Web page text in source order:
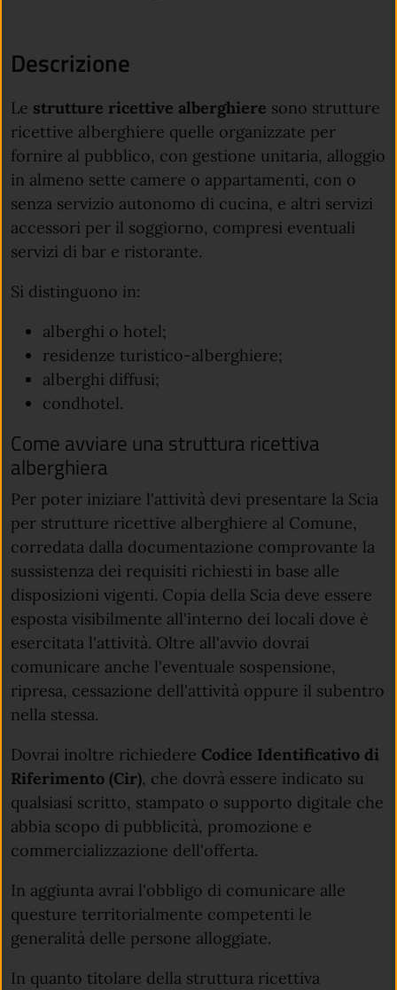
Descrizione
Le strutture ricettive alberghiere sono strutture
ricettive alberghiere quelle organizzate per
fornire al pubblico, con gestione unitaria, alloggio
in almeno sette camere o appartamenti, con o
senza servizio autonomo di cucina, e altri servizi
accessori per il soggiorno, compresi eventuali
servizi di bar e ristorante.
Si distinguono in:
alberghi o hotel;
residenze turistico-alberghiere;
alberghi diffusi;
condhotel.
Come avviare una struttura ricettiva
alberghiera
Per poter iniziare l'attività devi presentare la Scia
per strutture ricettive alberghiere al Comune,
corredata dalla documentazione comprovante la
sussistenza dei requisiti richiesti in base alle
disposizioni vigenti. Copia della Scia deve essere
esposta visibilmente all'interno dei locali dove è
esercitata l'attività. Oltre all'avvio dovrai
comunicare anche l'eventuale sospensione,
ripresa, cessazione dell'attività oppure il subentro
nella stessa.
Dovrai inoltre richiedere Codice Identificativo di
Riferimento (Cir), che dovrà essere indicato su
qualsiasi scritto, stampato o supporto digitale che
abbia scopo di pubblicità, promozione e
commercializzazione dell'offerta.
In aggiunta avrai l'obbligo di comunicare alle
questure territorialmente competenti le
generalità delle persone alloggiate.
In quanto titolare della struttura ricettiva